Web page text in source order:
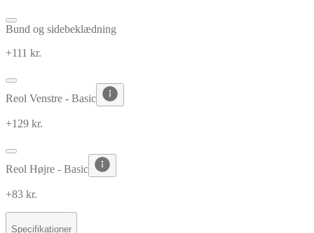
Bund og sidebeklædning
+111 kr.
Reol Venstre - Basic
+129 kr.
Reol Højre - Basic
+83 kr.
Specifikationer